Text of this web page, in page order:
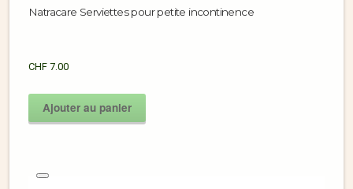
Natracare Serviettes pour petite incontinence
CHF 7.00
Ajouter au panier